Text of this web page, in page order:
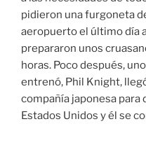
pidieron una furgoneta
aeropuerto el último día
prepararon unos
horas. Poco después,
entrenó, Phil Knight,
compañía japonesa
Estados Unidos y él se